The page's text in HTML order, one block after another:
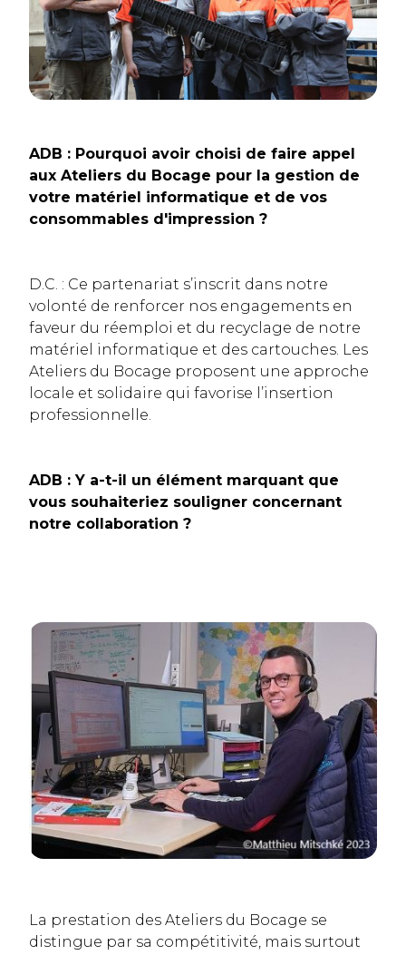
ADB : Pourquoi avoir choisi de faire appel
aux Ateliers du Bocage pour la gestion de
votre matériel informatique et de vos
consommables d'impression ?
D.C. : Ce partenariat s’inscrit dans notre
volonté de renforcer nos engagements en
faveur du réemploi et du recyclage de notre
matériel informatique et des cartouches. Les
Ateliers du Bocage proposent une approche
locale et solidaire qui favorise l’insertion
professionnelle.
ADB : Y a-t-il un élément marquant que
vous souhaiteriez souligner concernant
notre collaboration ?
La prestation des Ateliers du Bocage se
distingue par sa compétitivité, mais surtout